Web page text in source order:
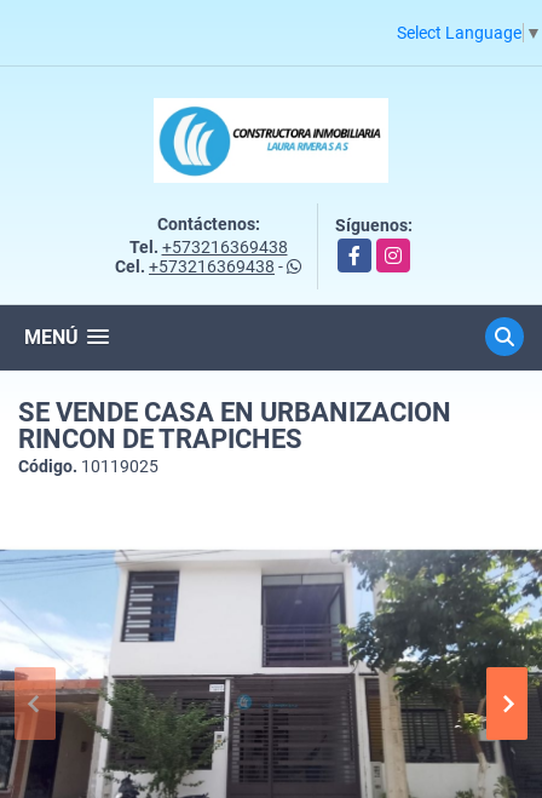
Select Language ▼
Contáctenos:
Tel. +573216369438
Cel. +573216369438 -
Síguenos:
FacebookInstagram
MENÚ
SE VENDE CASA EN URBANIZACION
RINCON DE TRAPICHES
Código. 10119025